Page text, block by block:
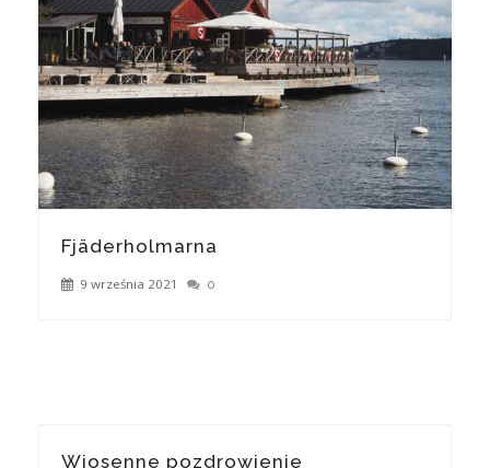
Fjäderholmarna
9 września 2021 0
Wiosenne pozdrowienie